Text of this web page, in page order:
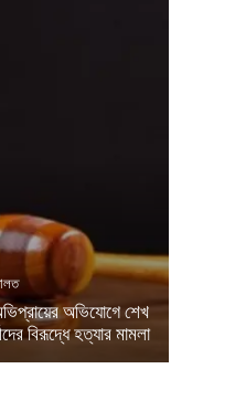
অভিযোগে শেখ
বিরূদ্ধে হত্যার মামলা